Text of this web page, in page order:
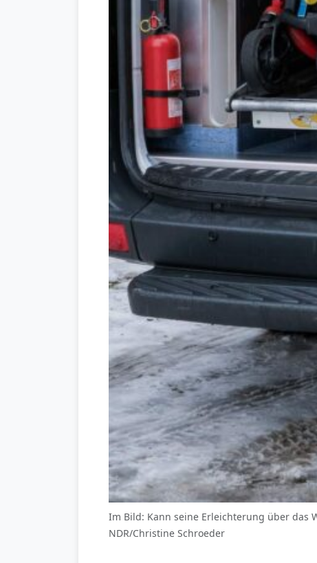
Im Bild: Kann seine Erleichterung über das
NDR/Christine Schroeder